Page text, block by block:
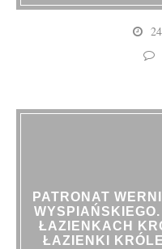
PATRONAT
ŁAZIENKACH
ŁAZIENKI